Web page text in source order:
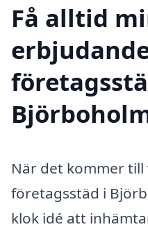
Få alltid
När det kommer
företagsstäd i
klok idé att